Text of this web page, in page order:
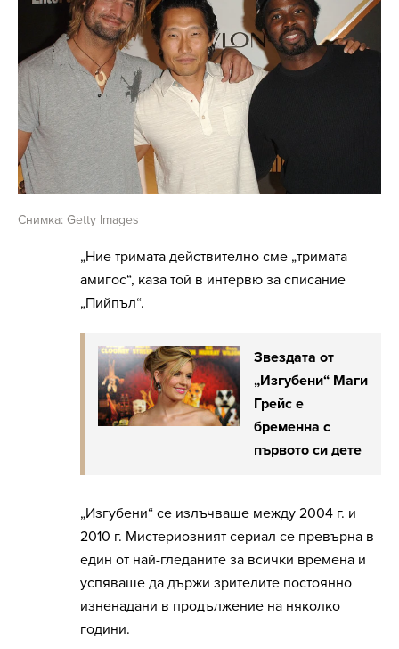
Снимка: Getty Images
„Ние тримата действително сме „тримата
амигос“, каза той в интервю за списание
„Пийпъл“.
Звездата от
„Изгубени“ Маги
Грейс е
бременна с
първото си дете
„Изгубени“ се излъчваше между 2004 г. и
2010 г. Мистериозният сериал се превърна в
един от най-гледаните за всички времена и
успяваше да държи зрителите постоянно
изненадани в продължение на няколко
години.